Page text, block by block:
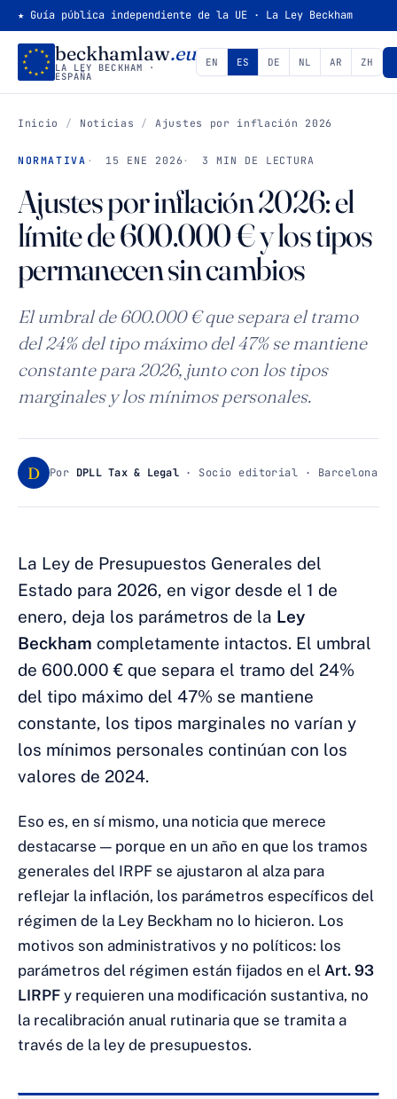
★ Guía pública independiente de la UE · La Ley Beckham
beckhamlaw.eu
LA LEY BECKHAM ·
ESPAÑA
EN ES DE NL AR ZH
Inicio / Noticias / Ajustes por inflación 2026
NORMATIVA 15 ENE 2026 3 MIN DE LECTURA
Ajustes por inflación 2026: el
límite de 600.000 € y los tipos
permanecen sin cambios
El umbral de 600.000 € que separa el tramo
del 24% del tipo máximo del 47% se mantiene
constante para 2026, junto con los tipos
marginales y los mínimos personales.
D Por DPLL Tax & Legal· Socio editorial · Barcelona
La Ley de Presupuestos Generales del
Estado para 2026, en vigor desde el 1 de
enero, deja los parámetros de la Ley
Beckham completamente intactos. El umbral
de 600.000 € que separa el tramo del 24%
del tipo máximo del 47% se mantiene
constante, los tipos marginales no varían y
los mínimos personales continúan con los
valores de 2024.
Eso es, en sí mismo, una noticia que merece
destacarse — porque en un año en que los tramos
generales del IRPF se ajustaron al alza para
reflejar la inflación, los parámetros específicos del
régimen de la Ley Beckham no lo hicieron. Los
motivos son administrativos y no políticos: los
parámetros del régimen están fijados en el Art. 93
LIRPF y requieren una modificación sustantiva, no
la recalibración anual rutinaria que se tramita a
través de la ley de presupuestos.